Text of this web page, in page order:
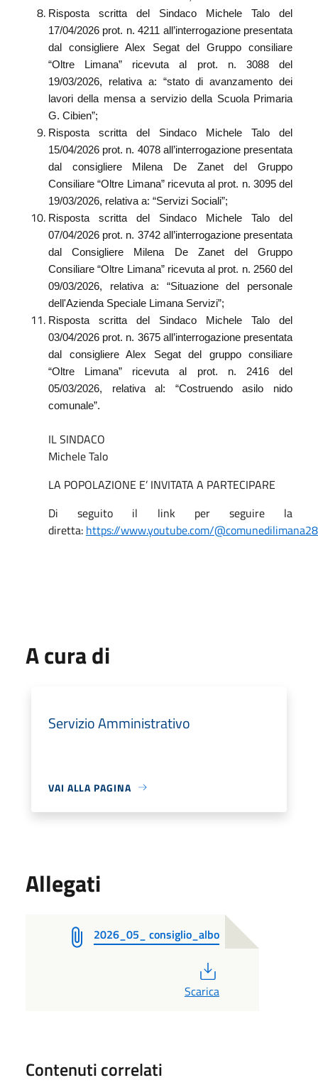
Risposta scritta del Sindaco Michele Talo del
17/04/2026 prot. n. 4211 all’interrogazione presentata
dal consigliere Alex Segat del Gruppo consiliare
“Oltre Limana” ricevuta al prot. n. 3088 del
19/03/2026, relativa a: “stato di avanzamento dei
lavori della mensa a servizio della Scuola Primaria
G. Cibien”;
Risposta scritta del Sindaco Michele Talo del
15/04/2026 prot. n. 4078 all’interrogazione presentata
dal consigliere Milena De Zanet del Gruppo
Consiliare “Oltre Limana” ricevuta al prot. n. 3095 del
19/03/2026, relativa a: “Servizi Sociali”;
Risposta scritta del Sindaco Michele Talo del
07/04/2026 prot. n. 3742 all’interrogazione presentata
dal Consigliere Milena De Zanet del Gruppo
Consiliare “Oltre Limana” ricevuta al prot. n. 2560 del
09/03/2026, relativa a: “Situazione del personale
dell'Azienda Speciale Limana Servizi”;
Risposta scritta del Sindaco Michele Talo del
03/04/2026 prot. n. 3675 all’interrogazione presentata
dal consigliere Alex Segat del gruppo consiliare
“Oltre Limana” ricevuta al prot. n. 2416 del
05/03/2026, relativa al: “Costruendo asilo nido
comunale”.
IL SINDACO
Michele Talo
LA POPOLAZIONE E’ INVITATA A PARTECIPARE
Di seguito il link per seguire la
diretta: https://www.youtube.com/
A cura di
Servizio Amministrativo
VAI ALLA PAGINA
Allegati
2026_05_ consiglio_albo
Scarica
Contenuti correlati